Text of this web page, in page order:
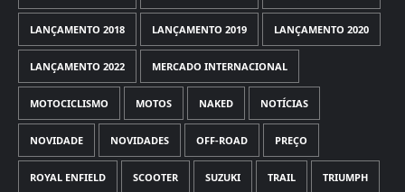
LANÇAMENTO 2018 LANÇAMENTO 2019 LANÇAMENTO 2020
LANÇAMENTO 2022 MERCADO INTERNACIONAL
MOTOCICLISMO MOTOS NAKED NOTÍCIAS
NOVIDADE NOVIDADES OFF-ROAD PREÇO
ROYAL ENFIELD SCOOTER SUZUKI TRAIL TRIUMPH